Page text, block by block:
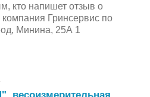
кто напишет отзыв о
Гринсервис по
Минина, 25А 1
весоизмерительная